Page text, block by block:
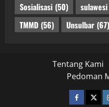
Sosialisasi (50)
TMMD (56) Unsulbar (67)
Tentang Kami
Pedoman
facebook